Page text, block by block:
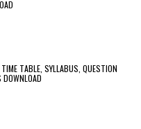
TABLE, SYLLABUS, QUESTION